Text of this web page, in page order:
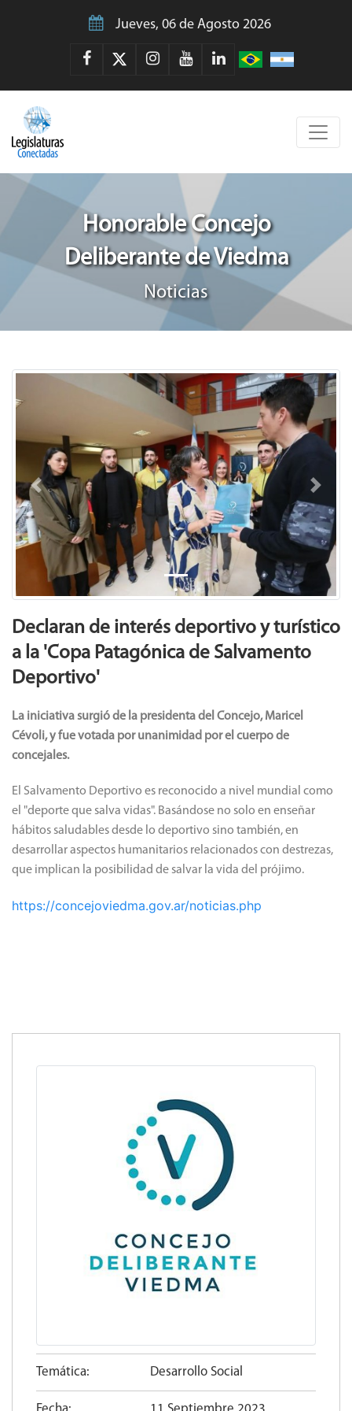
Jueves, 06 de Agosto 2026
Honorable Concejo
Deliberante de Viedma
Noticias
Previous Next
Declaran de interés deportivo y turístico
a la 'Copa Patagónica de Salvamento
Deportivo'
La iniciativa surgió de la presidenta del Concejo, Maricel
Cévoli, y fue votada por unanimidad por el cuerpo de
concejales.
El Salvamento Deportivo es reconocido a nivel mundial como
el "deporte que salva vidas". Basándose no solo en enseñar
hábitos saludables desde lo deportivo sino también, en
desarrollar aspectos humanitarios relacionados con destrezas,
que implican la posibilidad de salvar la vida del prójimo.
https://concejoviedma.gov.ar/noticias.php
Temática: Desarrollo Social